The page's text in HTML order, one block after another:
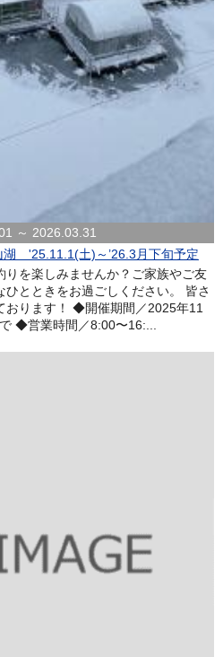
～ 2026.03.31
湖 '25.11.1(土)～’26.3月下旬予定
を楽しみませんか？ご家族やご友
ひとときをお過ごしください。 皆さ
おります！ ◆開催期間／2025年11
◆営業時間／8:00〜16:...